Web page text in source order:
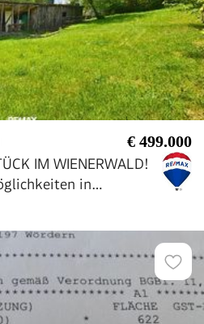
€ 499.000
IM WIENERWALD!
in